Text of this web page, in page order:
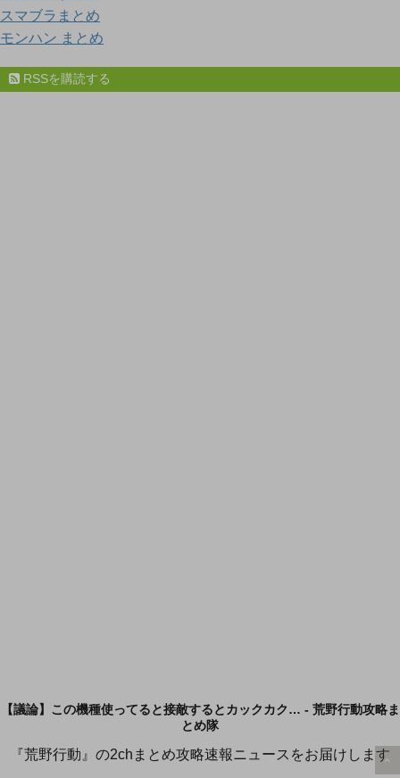
スマブラまとめ
モンハン まとめ
RSSを購読する
【議論】この機種使ってると接敵するとカックカク… - 荒野行動攻略ま
とめ隊
『荒野行動』の2chまとめ攻略速報ニュースをお届けします